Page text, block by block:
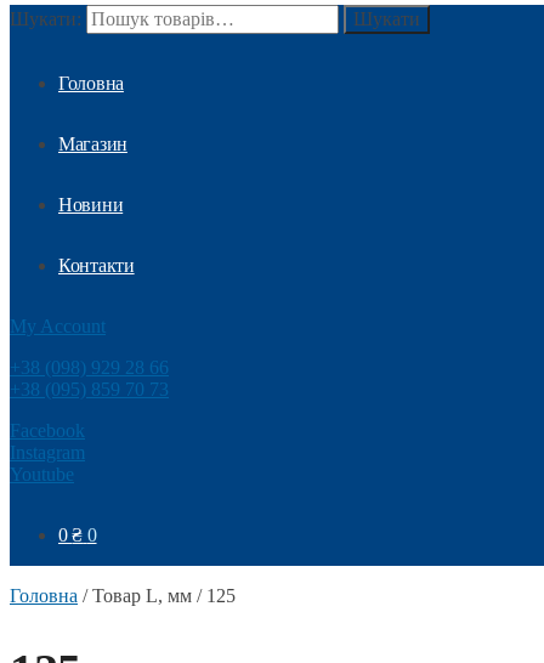
Шукати: Шукати
Головна
Магазин
Новини
Контакти
My Account
+38 (098) 929 28 66
+38 (095) 859 70 73
Facebook
Instagram
Youtube
0₴ 0
Головна /Товар L, мм / 125